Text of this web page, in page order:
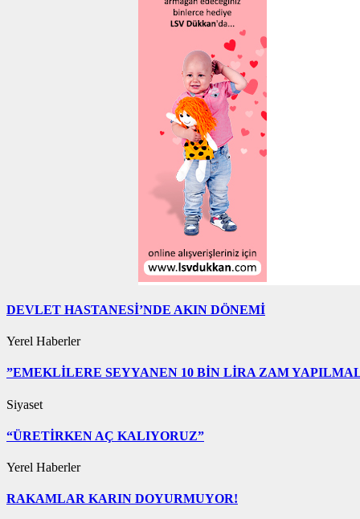
DEVLET HASTANESİ’NDE AKIN DÖNEMİ
Yerel Haberler
”EMEKLİLERE SEYYANEN 10 BİN LİRA ZAM
Siyaset
“ÜRETİRKEN AÇ KALIYORUZ”
Yerel Haberler
RAKAMLAR KARIN DOYURMUYOR!